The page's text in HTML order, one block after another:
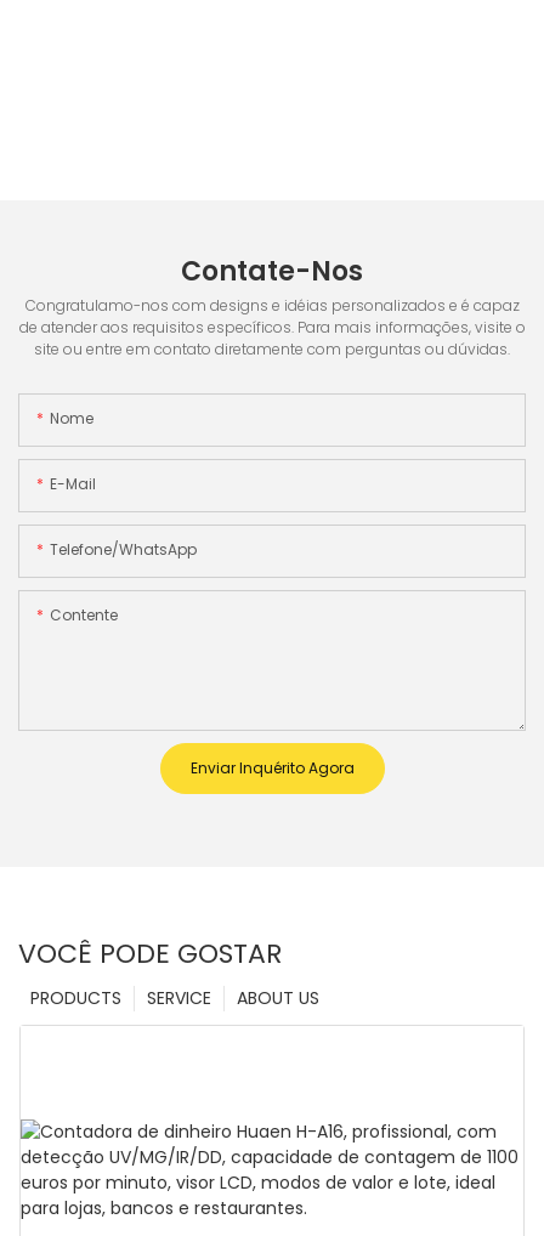
Contate-Nos
Congratulamo-nos com designs e idéias personalizados e é capaz
de atender aos requisitos específicos. Para mais informações, visite o
site ou entre em contato diretamente com perguntas ou dúvidas.
Nome
E-Mail
Telefone/WhatsApp
Contente
Enviar Inquérito Agora
VOCÊ PODE GOSTAR
ABOUT US
SERVICE
PRODUCTS